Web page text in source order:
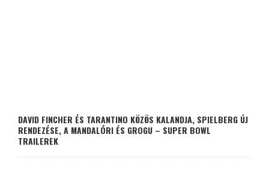
DAVID FINCHER ÉS TARANTINO KÖZÖS KALANDJA, SPIELBERG ÚJ
RENDEZÉSE, A MANDALÓRI ÉS GROGU – SUPER BOWL
TRAILEREK